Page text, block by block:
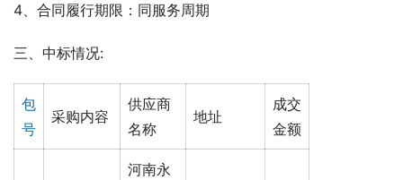
4、合同履行期限：同服务周期
三、中标情况:
包
号
采购内容
供应商
名称
地址
成交
金额
河南永